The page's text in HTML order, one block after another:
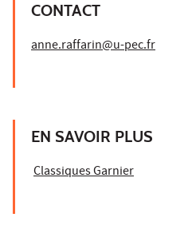
CONTACT
anne.raffarin@u-pec.fr
EN SAVOIR PLUS
Classiques Garnier